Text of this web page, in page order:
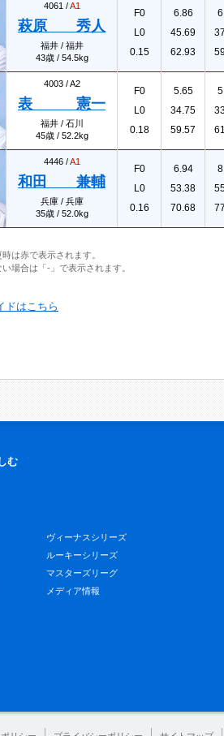
4061 /A1
萩原 秀人
福井 / 福井
43歳 / 54.5kg
F0
L0
0.15
6.86
45.69
62.93
4003 /A2
表 憲一
福井 / 石川
45歳 / 52.2kg
F0
L0
0.18
5.65
34.75
59.57
4446 /A1
和田 兼輔
兵庫 / 兵庫
35歳 / 52.0kg
F0
L0
0.16
6.94
53.38
70.68
は赤で表示されます。
場合は「-」で表示されます。
ドはこちら
む
ヴィーナスシリーズ
ルーキーシリーズ
マスターズリーグ
メディア情報